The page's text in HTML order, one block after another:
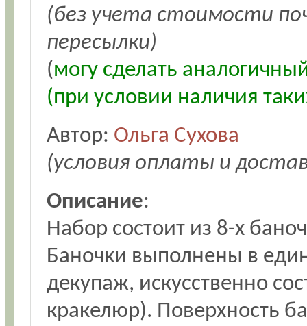
(без учета стоимости
пересылки)
(могу сделать
(при условии наличия
Автор: Ольга Сухова
(условия оплаты и
Описание:
Набор состоит из 8-х
Баночки выполнены в
декупаж, искусственно
кракелюр). Поверхность